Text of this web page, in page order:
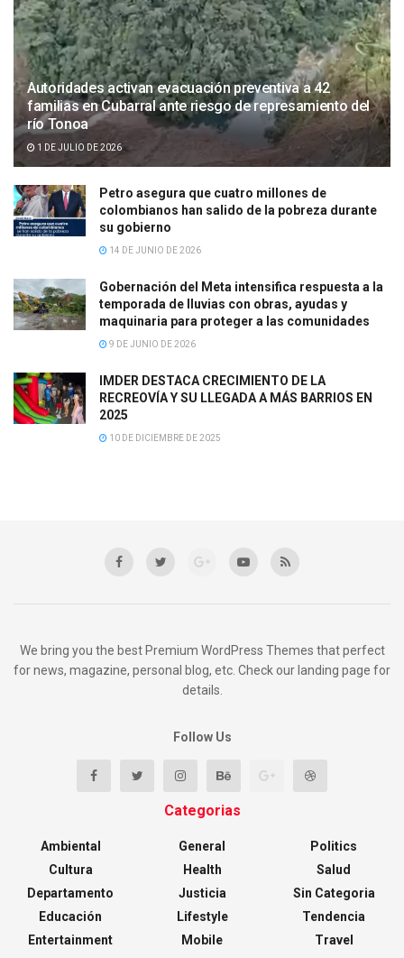
Autoridades activan evacuación preventiva a 42
familias en Cubarral ante riesgo de represamiento del
río Tonoa
1 DE JULIO DE 2026
Petro asegura que cuatro millones de
colombianos han salido de la pobreza durante
su gobierno
14 DE JUNIO DE 2026
Gobernación del Meta intensifica respuesta a la
temporada de lluvias con obras, ayudas y
maquinaria para proteger a las comunidades
9 DE JUNIO DE 2026
IMDER DESTACA CRECIMIENTO DE LA
RECREOVÍA Y SU LLEGADA A MÁS BARRIOS EN
2025
10 DE DICIEMBRE DE 2025
We bring you the best Premium WordPress Themes that perfect
for news, magazine, personal blog, etc. Check our landing page for
details.
Follow Us
Categorias
Ambiental
Cultura
Departamento
Educación
Entertainment
General
Health
Justicia
Lifestyle
Mobile
Politics
Salud
Sin Categoria
Tendencia
Travel